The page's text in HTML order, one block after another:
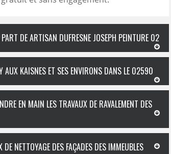
DE ARTISAN DUFRESNE JOSEPH PEINTURE 02
AUX KAISNES ET SES ENVIRONS DANS LE 02590
EN MAIN LES TRAVAUX DE RAVALEMENT DES
NETTOYAGE DES FAÇADES DES IMMEUBLES